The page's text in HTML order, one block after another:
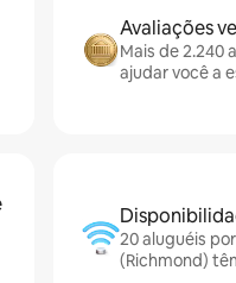
Avaliações
Mais de 2.240
ajudar você a
20 aluguéis
(Richmond)